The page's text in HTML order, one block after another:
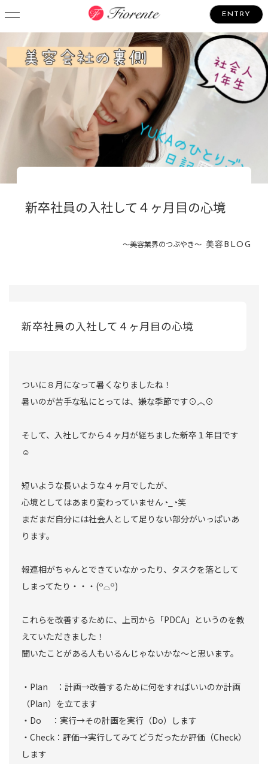
ENTRY
新卒社員の入社して４ヶ月目の心境
〜美容業界のつぶやき〜 美容BLOG
新卒社員の入社して４ヶ月目の心境
ついに８月になって暑くなりましたね！
暑いのが苦手な私にとっては、嫌な季節です⊙︿⊙
そして、入社してから４ヶ月が経ちました新卒１年目です
☺︎
短いような長いような４ヶ月でしたが、
心境としてはあまり変わっていません◔_◔笑
まだまだ自分には社会人として足りない部分がいっぱいあ
ります。
報連相がちゃんとできていなかったり、タスクを落として
しまってたり・・・(꒪⌓꒪)
これらを改善するために、上司から「PDCA」というのを教
えていただきました！
聞いたことがある人もいるんじゃないかな〜と思います。
・Plan ：計画→改善するために何をすればいいのか計画
（Plan）を立てます
・Do ：実行→その計画を実行（Do）します
・Check：評価→実行してみてどうだったか評価（Check）
します